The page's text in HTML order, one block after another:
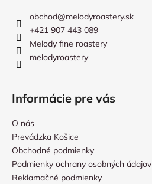
obchod@melodyroastery.sk
+421 907 443 089
Melody fine roastery
melodyroastery
Informácie pre vás
O nás
Prevádzka Košice
Obchodné podmienky
Podmienky ochrany osobných údajov
Reklamačné podmienky